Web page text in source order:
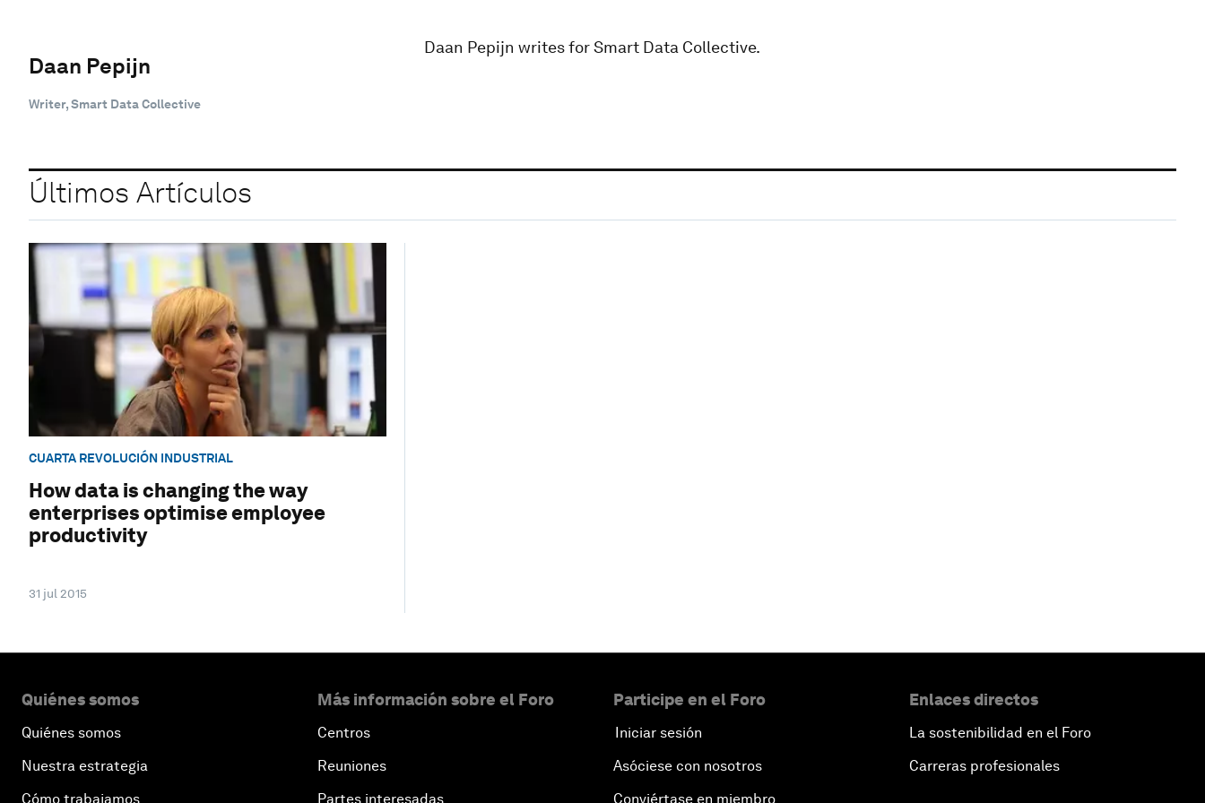
Daan Pepijn
Writer, Smart Data Collective
Daan Pepijn writes for Smart Data Collective.
Últimos Artículos
CUARTA REVOLUCIÓN INDUSTRIAL
How data is changing the way
enterprises optimise employee
productivity
31 jul 2015
Quiénes somos
Quiénes somos
Nuestra estrategia
Cómo trabajamos
Más información sobre el Foro
Centros
Reuniones
Partes interesadas
Participe en el Foro
Iniciar sesión
Asóciese con nosotros
Conviértase en miembro
Enlaces directos
La sostenibilidad en el Foro
Carreras profesionales